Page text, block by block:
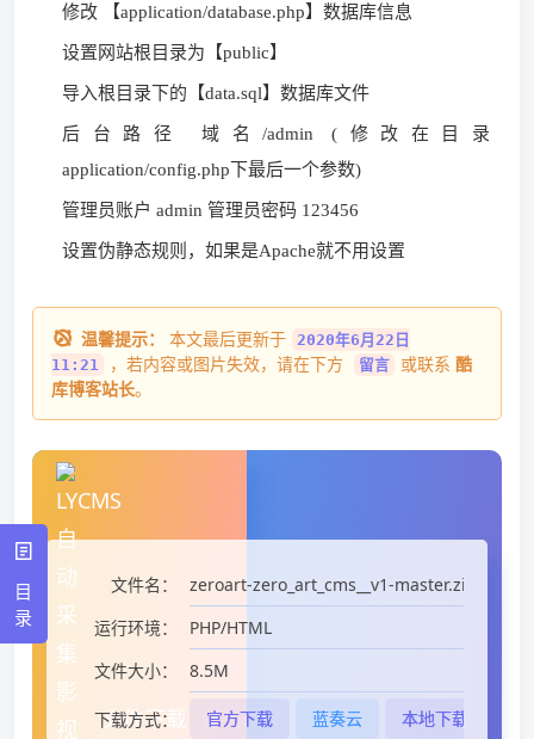
修改 【application/database.php】数据库信息
设置网站根目录为【public】
导入根目录下的【data.sql】数据库文件
后台路径 域名/admin (修改在目录
application/config.php下最后一个参数)
管理员账户 admin 管理员密码 123456
设置伪静态规则，如果是Apache就不用设置
温馨提示： 本文最后更新于
2020年6月22日
11:21
，若内容或图片失效，请在下方 留言 或联系 酷
库博客站长。
文件下载
文件名：
zeroart-zero_art_cms__v1-master.zip
运行环境：
PHP/HTML
文件大小：
8.5M
下载方式： 官方下载 蓝奏云 本地下载
目
录